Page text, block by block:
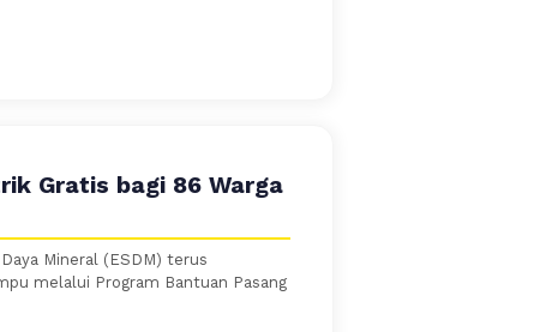
Gratis bagi 86 Warga
Mineral (ESDM) terus
melalui Program Bantuan Pasang